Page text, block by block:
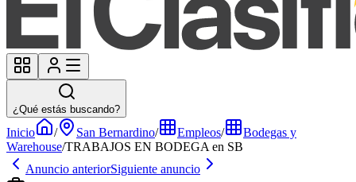
¿Qué estás buscando?
Inicio / San Bernardino/ Empleos/
Bodegas y
Warehouse/TRABAJOS EN BODEGA en SB
Anuncio anteriorSiguiente anuncio